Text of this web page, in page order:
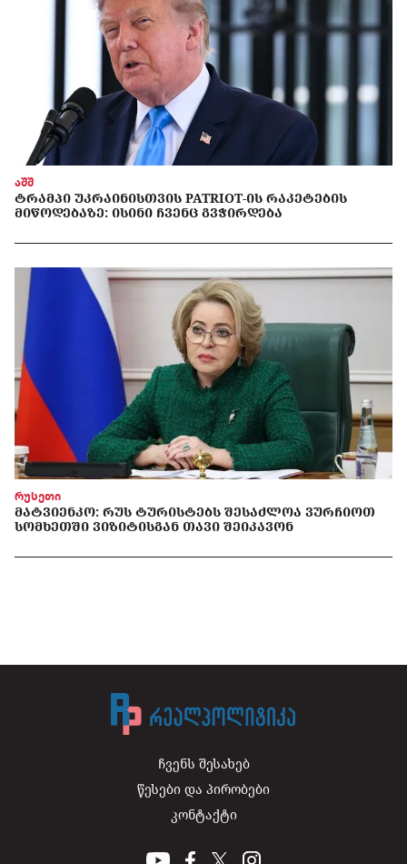
აშშ
ᲢᲠᲐᲛᲞᲘ ᲣᲙᲠᲐᲘᲜᲘᲡᲗᲕᲘᲡ PATRIOT-ᲘᲡ ᲠᲐᲙᲔᲢᲔᲑᲘᲡ
ᲛᲘᲬᲝᲓᲔᲑᲐᲖᲔ: ᲘᲡᲘᲜᲘ ᲩᲕᲔᲜᲪ ᲒᲕᲭᲘᲠᲓᲔᲑᲐ
რუსეთი
ᲛᲐᲢᲕᲘᲔᲜᲙᲝ: ᲠᲣᲡ ᲢᲣᲠᲘᲡᲢᲔᲑᲡ ᲨᲔᲡᲐᲫᲚᲝᲐ ᲕᲣᲠᲩᲘᲝᲗ
ᲡᲝᲛᲮᲔᲗᲨᲘ ᲕᲘᲖᲘᲢᲘᲡᲒᲐᲜ ᲗᲐᲕᲘ ᲨᲔᲘᲙᲐᲕᲝᲜ
ჩვენს შესახებ
წესები და პირობები
კონტაქტი